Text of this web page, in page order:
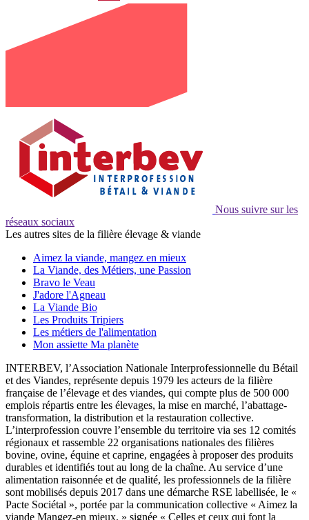
Nous suivre sur les
réseaux sociaux
Les autres sites de la filière élevage & viande
Aimez la viande, mangez en mieux
La Viande, des Métiers, une Passion
Bravo le Veau
J'adore l'Agneau
La Viande Bio
Les Produits Tripiers
Les métiers de l'alimentation
Mon assiette Ma planète
INTERBEV, l’Association Nationale Interprofessionnelle du Bétail
et des Viandes, représente depuis 1979 les acteurs de la filière
française de l’élevage et des viandes, qui compte plus de 500 000
emplois répartis entre les élevages, la mise en marché, l’abattage-
transformation, la distribution et la restauration collective.
L’interprofession couvre l’ensemble du territoire via ses 12 comités
régionaux et rassemble 22 organisations nationales des filières
bovine, ovine, équine et caprine, engagées à proposer des produits
durables et identifiés tout au long de la chaîne. Au service d’une
alimentation raisonnée et de qualité, les professionnels de la filière
sont mobilisés depuis 2017 dans une démarche RSE labellisée, le «
Pacte Sociétal », portée par la communication collective « Aimez la
viande Mangez-en mieux. » signée « Celles et ceux qui font la